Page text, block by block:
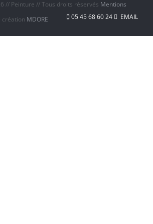
// Peinture // Tous droits réservés Mentions
création MDORE 05 45 68 60 24 EMAIL